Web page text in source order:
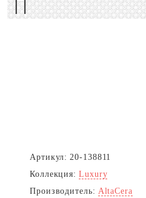
Артикул: 20-138811
Коллекция: Luxury
Производитель: AltaCera